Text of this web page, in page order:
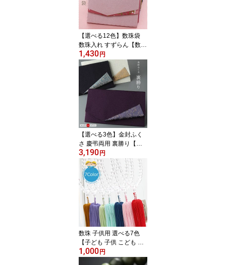
【選べる12色】数珠袋
数珠入れ すずらん【数珠
葬儀 葬式 お通夜 お墓参
り 収納 念珠袋 念珠入れ
数珠ケース 女性用 レデ
ィース 日本製 おしゃれ
可愛い マグネット 黒 紫
赤 茶 ピンク パープル ブ
ラック 人気 売れてま
す！ RM 111010031】
【ネコポス便220円の
み】
1,430 円
【選べる3色】金封ふく
さ 慶弔両用 裏勝り【袱
紗 数珠 通夜 葬儀 法事 結
婚式 慶弔兼用 男性用 女
性用 男女兼用 ちりめん
香典 記念品 おしゃれ 成
人式 記念品 紫 紺 灰白 イ
チオシ 売れてます！ 200
0600200358】【ネコポ
ス便送料無料】
3,190 円
数珠 子供用 選べる7色
【子ども 子供 こども お
子様 キッズ 男の子用 女
の子用 兄弟 姉妹 念珠 卒
1,000 円